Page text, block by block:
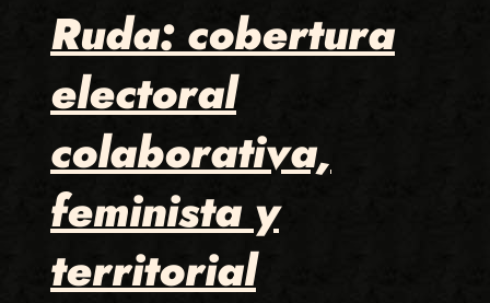
Ruda: cobertura
electoral
colaborativa,
feminista y
territorial